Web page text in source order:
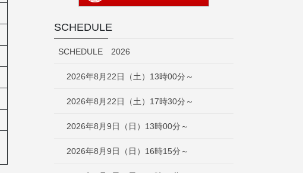
SCHEDULE
SCHEDULE 2026
2026年8月22日（土）13時00分～
2026年8月22日（土）17時30分～
2026年8月9日（日）13時00分～
2026年8月9日（日）16時15分～